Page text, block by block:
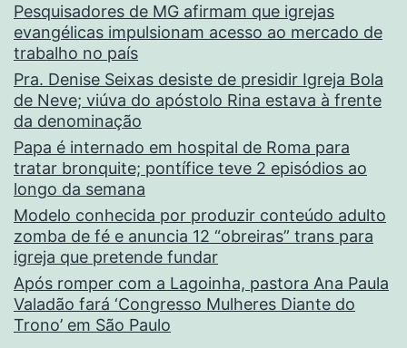
Pesquisadores de MG afirmam que igrejas
evangélicas impulsionam acesso ao mercado de
trabalho no país
Pra. Denise Seixas desiste de presidir Igreja Bola
de Neve; viúva do apóstolo Rina estava à frente
da denominação
Papa é internado em hospital de Roma para
tratar bronquite; pontífice teve 2 episódios ao
longo da semana
Modelo conhecida por produzir conteúdo adulto
zomba de fé e anuncia 12 “obreiras” trans para
igreja que pretende fundar
Após romper com a Lagoinha, pastora Ana Paula
Valadão fará ‘Congresso Mulheres Diante do
Trono’ em São Paulo